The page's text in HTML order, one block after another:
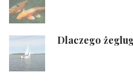
Dlaczego